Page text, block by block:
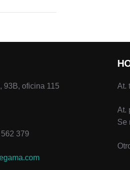
93B, oficina 115
379
At.
At.
Se